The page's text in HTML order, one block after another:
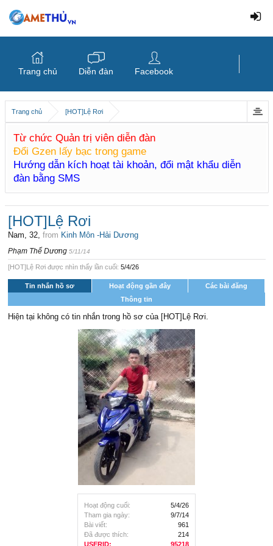
Trang chủ [HOT]Lệ Rơi
Từ chức Quản trị viên diễn đàn
Đổi Gzen lấy bạc trong game
Hướng dẫn kích hoạt tài khoản, đổi mật khẩu diễn
đàn bằng SMS
Hoạt động cuối:
5/4/26
Tham gia ngày:
9/7/14
Bài viết:
961
Đã được thích:
214
USERID:
95218
[HOT]Lệ Rơi
Nam, 32, from Kinh Môn -Hải Dương
Phạm Thế Dương 5/11/14
[HOT]Lệ Rơi được nhìn thấy lần cuối: 5/4/26
Tin nhắn hồ sơ Hoạt động gần đây
Các bài đăng
Thông tin
Hiện tại không có tin nhắn trong hồ sơ của [HOT]Lệ Rơi.
Trang chủ Diễn đàn Facebook